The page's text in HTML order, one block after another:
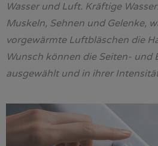
Wasser und Luft. Kräftige
Muskeln, Sehnen und Gelenke,
vorgewärmte Luftbläschen die
Wunsch können die Seiten- und
ausgewählt und in ihrer